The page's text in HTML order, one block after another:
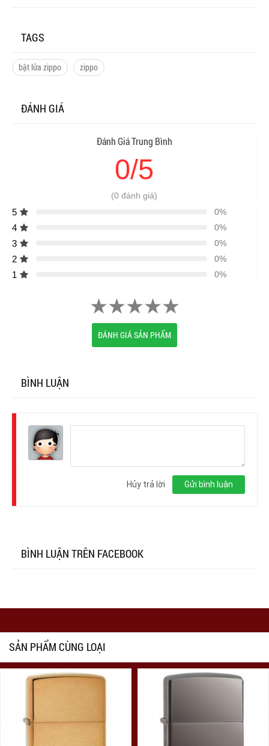
TAGS
bật lửa zippo zippo
ĐÁNH GIÁ
Đánh Giá Trung Bình
0/5
(0 đánh giá)
5 0%
4 0%
3 0%
2 0%
1 0%
ĐÁNH GIÁ SẢN PHẨM
BÌNH LUẬN
Gửi bình luận
Hủy trả lời
BÌNH LUẬN TRÊN FACEBOOK
SẢN PHẨM CÙNG LOẠI